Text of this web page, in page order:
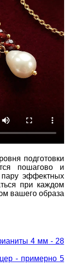
подготовки
пошагово и
пару эффектных
при каждом
вашего образа
4 мм - 28
- примерно 5